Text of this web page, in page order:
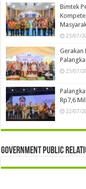
Bimtek
23/07/
Gerakan
23/07/
Rp7,6
22/07/
Government Public